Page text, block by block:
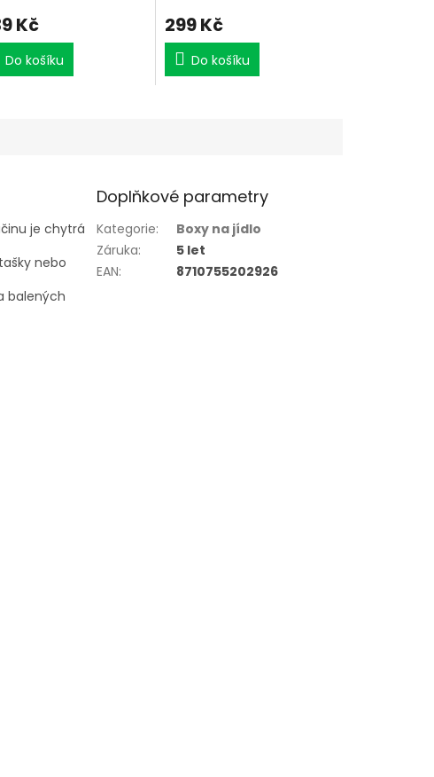
Kč
Do košíku
299 Kč
Do košíku
je chytrá
nebo
balených
Doplňkové parametry
Kategorie:
Boxy na jídlo
Záruka:
5 let
EAN: 8710755202926